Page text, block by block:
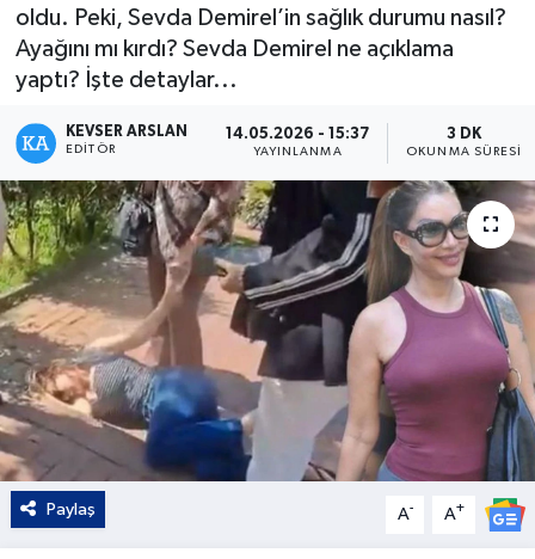
oldu. Peki, Sevda Demirel’in sağlık durumu nasıl?
Ayağını mı kırdı? Sevda Demirel ne açıklama
yaptı? İşte detaylar...
KEVSER ARSLAN
EDITÖR
14.05.2026 - 15:37
YAYINLANMA
3 DK
OKUNMA SÜRESI
Paylaş A- A+